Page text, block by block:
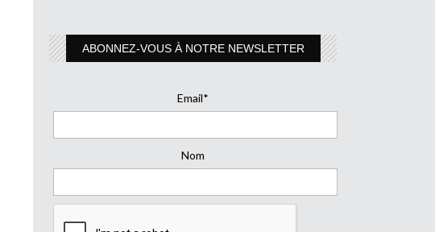
ABONNEZ-VOUS À NOTRE NEWSLETTER
Email*
Nom